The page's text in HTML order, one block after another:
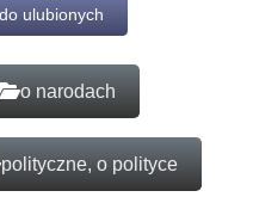
ulubionych
o narodach
polityczne, o polityce